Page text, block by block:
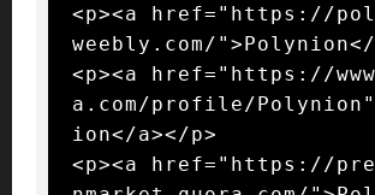
<p><a href="https://
weebly.com/
<p><a href="https://
a.com/profile/
ion</a></p>
<p><a href="https://